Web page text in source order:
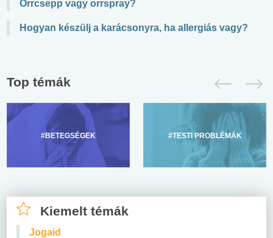
Orrcsepp vagy orrspray?
Hogyan készülj a karácsonyra, ha allergiás vagy?
Top témák
#BETEGSÉGEK #TESTI PROBLÉMÁK
Kiemelt témák
Jogaid